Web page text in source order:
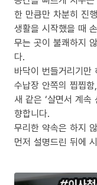
한 만큼만 차분히 진
생활을 시작했을 때
무는 곳이 불쾌하지
다.
바닥이 번들거리기만
수납장 안쪽의 찝찝
새 같은 ‘살면서 계속
향합니다.
무리한 약속은 하지
먼저 설명드린 뒤에